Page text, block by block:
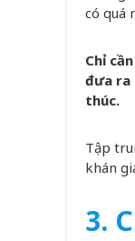
có quá
Chỉ
đưa ra
thúc.
Tập
khán
3.